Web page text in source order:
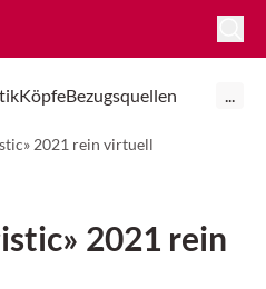
KöpfeBezugsquellen ...
2021 rein virtuell
2021 rein